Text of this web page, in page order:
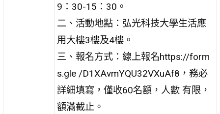
9：30-15：30。
二、活動地點：弘光科技大學生活應
用大樓3樓及4樓。
三、報名方式：線上報名https://form
s.gle /D1XAvmYQU32VXuAf8，務必
詳細填寫，僅收60名額，人數 有限，
額滿截止。